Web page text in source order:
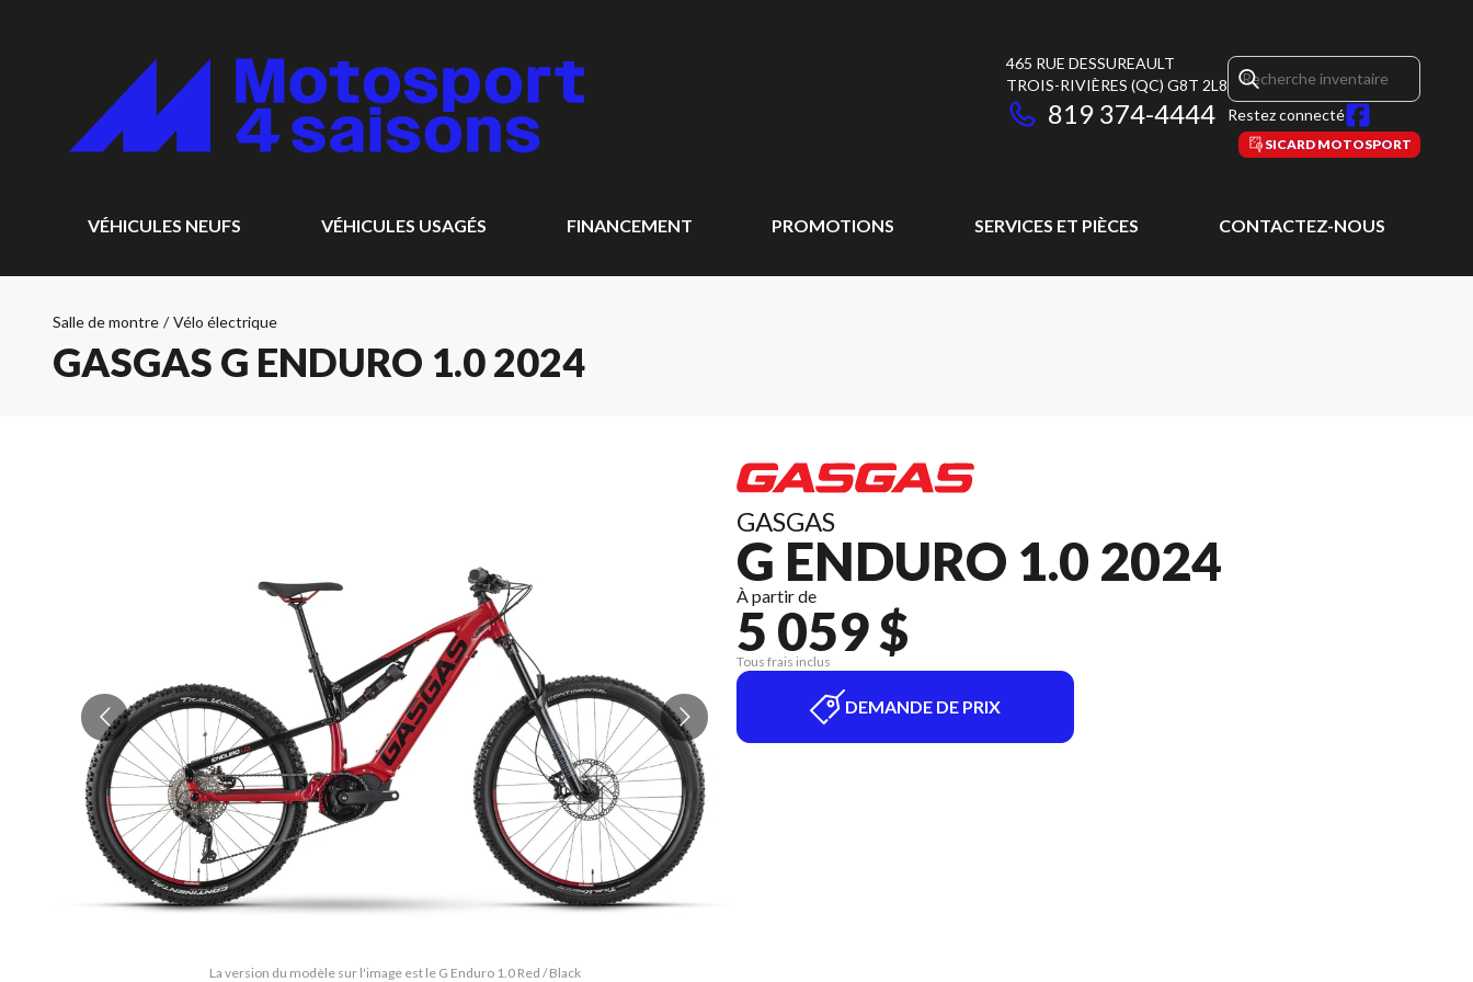
465 RUE DESSUREAULT
TROIS-RIVIÈRES (QC) G8T 2L8
819 374-4444 Restez connecté
SICARD MOTOSPORT
VÉHICULES NEUFS VÉHICULES USAGÉS FINANCEMENT PROMOTIONS SERVICES ET PIÈCES CONTACTEZ-NOUS
Salle de montre / Vélo électrique
GASGAS G ENDURO 1.0 2024
La version du modèle sur l'image est le G Enduro 1.0 Red / Black
GASGAS
G ENDURO 1.0 2024
À partir de
5 059 $
Tous frais inclus
DEMANDE DE PRIX